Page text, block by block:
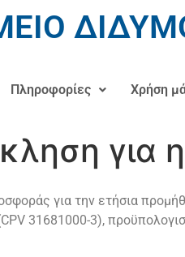
Πληροφορίες Χρήση
για
για την ετήσια
31681000-3),